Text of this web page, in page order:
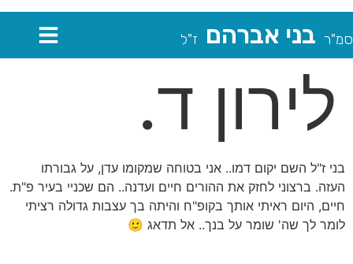
סמ"ר בני אברהם ז"ל
לירון ד.
בני ז"ל השם יקום דמו.. אני בטוחה שמקומו עדן, על גבורתו
העזה. ברצוני לחזק את ההורים חיים ועדנה.. הם שכניי בעיר פ"ת.
חיים, היום ראיתי אותך בקופ"ח והיתה בך עצבות גדולה רציתי
לומר לך שה' שומר על בנך.. אל תדאג 🙂